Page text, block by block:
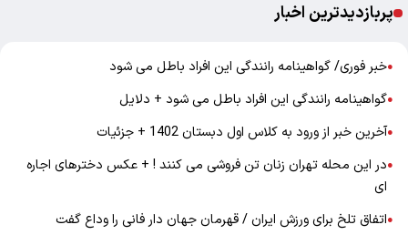
پربازدیدترین اخبار
●خبر فوری/ گواهینامه رانندگی این افراد باطل می شود
●گواهینامه رانندگی این افراد باطل می شود + دلایل
●آخرین خبر از ورود به کلاس اول دبستان 1402 + جزئیات
●در این محله تهران زنان تن فروشی می کنند ! + عکس دخترهای اجاره
ای
●اتفاق تلخ برای ورزش ایران / قهرمان جهان دار فانی را وداع گفت